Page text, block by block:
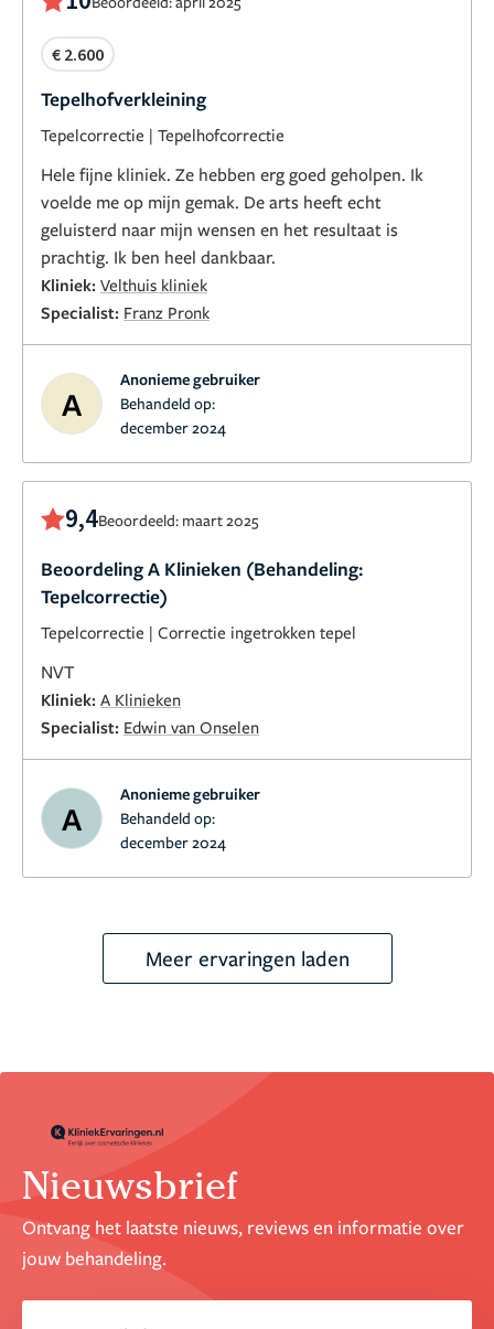
€ 2.600
Tepelhofverkleining
Tepelcorrectie | Tepelhofcorrectie
Hele fijne kliniek. Ze hebben erg goed geholpen. Ik
voelde me op mijn gemak. De arts heeft echt
geluisterd naar mijn wensen en het resultaat is
prachtig. Ik ben heel dankbaar.
Kliniek: Velthuis kliniek
Specialist: Franz Pronk
A
Anonieme gebruiker
Behandeld op:
december 2024
9,4Beoordeeld: maart 2025
Beoordeling A Klinieken (Behandeling:
Tepelcorrectie)
Tepelcorrectie | Correctie ingetrokken tepel
NVT
Kliniek: A Klinieken
Specialist: Edwin van Onselen
A
Anonieme gebruiker
Behandeld op:
december 2024
Meer ervaringen laden
Nieuwsbrief
Ontvang het laatste nieuws, reviews en informatie over
jouw behandeling.